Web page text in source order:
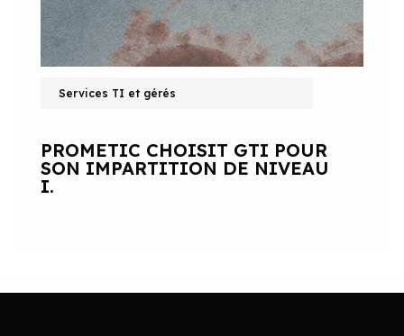
Services TI et gérés
PROMETIC CHOISIT GTI POUR
SON IMPARTITION DE NIVEAU
I.